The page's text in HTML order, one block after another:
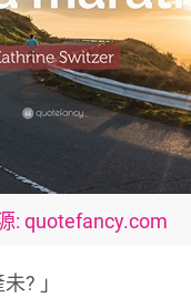
: quotefancy.com
未? 」